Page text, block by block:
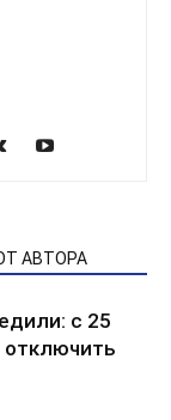
АВТОРА
с 25
отключить